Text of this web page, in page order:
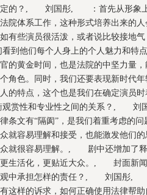
定的？, 刘国彤, ：首先从形象上
院体系工作，这种形式培养出来的
有些演员很活泼，或者说比较接地
他们每个人身上的个人魅力和特点
的黄金时间，也是法院的中坚力量
角色。同时，我们还要表现新时代年
人的特点，这个也是我们在确定演
赏性和专业性之间的关系？, 刘
条文有“隔阂”，是我们着重考虑的
就容易理解和接受，也能激发他们
众就很容易理解。, 剧中还增加了
更生活化，更贴近大众。, 封面
观中承担怎样的责任？, 刘国彤,
这样的诉求，如何正确使用法律帮